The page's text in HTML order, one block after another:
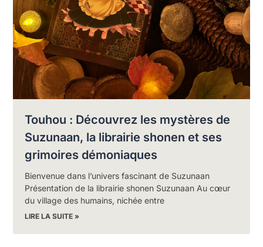
Touhou : Découvrez les mystères de
Suzunaan, la librairie shonen et ses
grimoires démoniaques
Bienvenue dans l’univers fascinant de Suzunaan
Présentation de la librairie shonen Suzunaan Au cœur
du village des humains, nichée entre
LIRE LA SUITE »